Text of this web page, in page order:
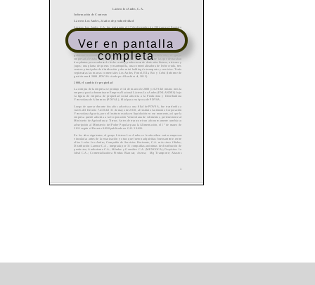
Ver en pantalla
completa